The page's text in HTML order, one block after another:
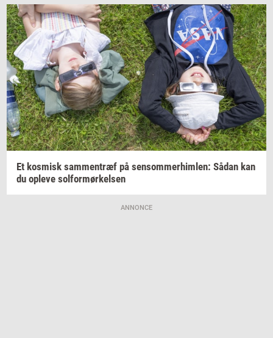
Et kos­misk sam­men­træf på sen­som­mer­him­len: Sådan kan
du op­le­ve sol­for­mør­kel­sen
ANNONCE